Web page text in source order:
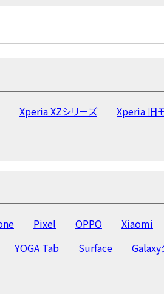
Xperia XZシリーズ Xperia 旧
Pixel OPPO
Xiaomi
YOGA Tab Surface
Galaxy